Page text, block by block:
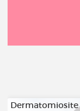
Dermatomiosite